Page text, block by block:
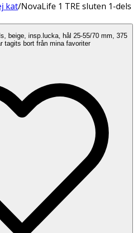
kat/NovaLife 1 TRE sluten 1-dels
beige, insp.lucka, hål 25-55/70 mm, 375
tagits bort från mina favoriter